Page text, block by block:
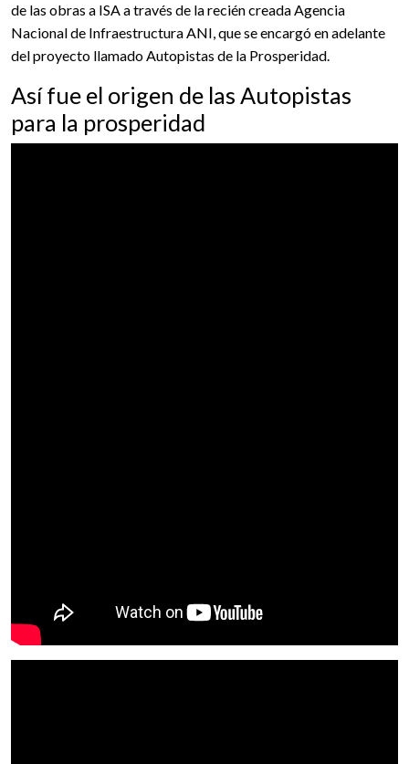
de las obras a ISA a través de la recién creada Agencia
Nacional de Infraestructura ANI, que se encargó en adelante
del proyecto llamado Autopistas de la Prosperidad.
Así fue el origen de las Autopistas
para la prosperidad